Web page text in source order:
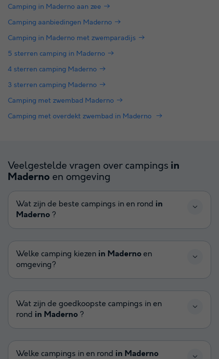
Camping in Maderno aan zee
Camping aanbiedingen Maderno
Camping in Maderno met zwemparadijs
5 sterren camping in Maderno
4 sterren camping Maderno
3 sterren camping Maderno
Camping met zwembad Maderno
Camping met overdekt zwembad in Maderno
Veelgestelde vragen over campings in
Maderno en omgeving
Wat zijn de beste campings in en rond in
Maderno ?
Welke camping kiezen in Maderno en
omgeving?
Wat zijn de goedkoopste campings in en
rond in Maderno ?
Welke campings in en rond in Maderno